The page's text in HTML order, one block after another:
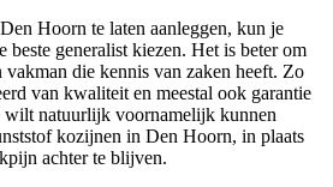
Hoorn te laten aanleggen, kun je
beste generalist kiezen. Het is beter om
vakman die kennis van zaken heeft. Zo
van kwaliteit en meestal ook garantie
wilt natuurlijk voornamelijk kunnen
kozijnen in Den Hoorn, in plaats
achter te blijven.